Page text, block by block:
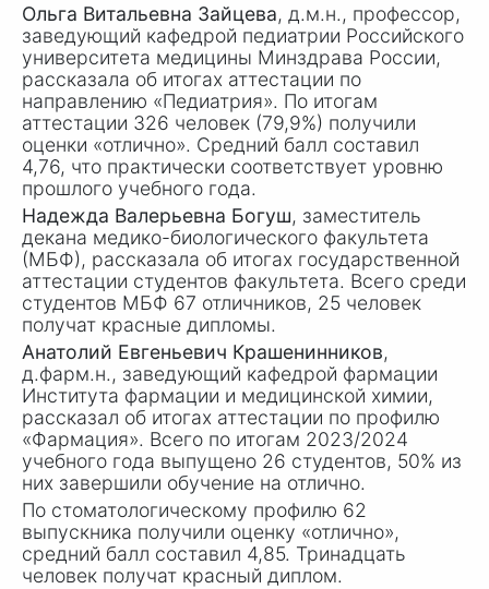
Ольга Витальевна Зайцева, д.м.н., профессор,
заведующий кафедрой педиатрии Российского
университета медицины Минздрава России,
рассказала об итогах аттестации по
направлению «Педиатрия». По итогам
аттестации 326 человек (79,9%) получили
оценки «отлично». Средний балл составил
4,76, что практически соответствует уровню
прошлого учебного года.
Надежда Валерьевна Богуш, заместитель
декана медико-биологического факультета
(МБФ), рассказала об итогах государственной
аттестации студентов факультета. Всего среди
студентов МБФ 67 отличников, 25 человек
получат красные дипломы.
Анатолий Евгеньевич Крашенинников,
д.фарм.н., заведующий кафедрой фармации
Института фармации и медицинской химии,
рассказал об итогах аттестации по профилю
«Фармация». Всего по итогам 2023/2024
учебного года выпущено 26 студентов, 50% из
них завершили обучение на отлично.
По стоматологическому профилю 62
выпускника получили оценку «отлично»,
средний балл составил 4,85. Тринадцать
человек получат красный диплом.